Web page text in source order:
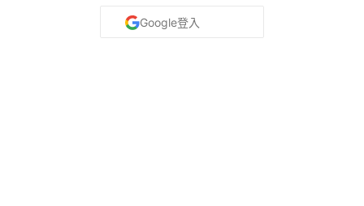
Google登入